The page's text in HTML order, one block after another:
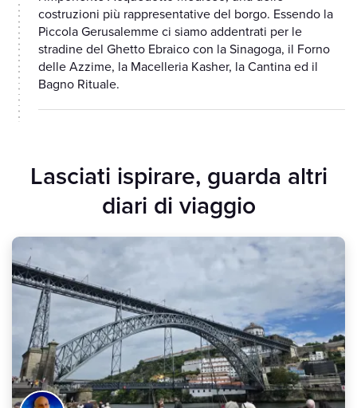
costruzioni più rappresentative del borgo. Essendo la
Piccola Gerusalemme ci siamo addentrati per le
stradine del Ghetto Ebraico con la Sinagoga, il Forno
delle Azzime, la Macelleria Kasher, la Cantina ed il
Bagno Rituale.
Lasciati ispirare, guarda altri
diari di viaggio